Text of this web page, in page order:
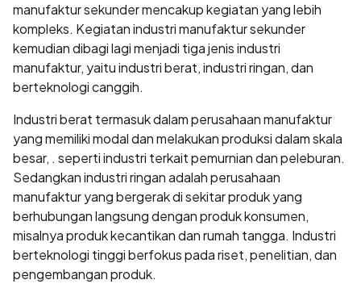
manufaktur sekunder mencakup kegiatan yang lebih
kompleks. Kegiatan industri manufaktur sekunder
kemudian dibagi lagi menjadi tiga jenis industri
manufaktur, yaitu industri berat, industri ringan, dan
berteknologi canggih.
Industri berat termasuk dalam perusahaan manufaktur
yang memiliki modal dan melakukan produksi dalam skala
besar, . seperti industri terkait pemurnian dan peleburan.
Sedangkan industri ringan adalah perusahaan
manufaktur yang bergerak di sekitar produk yang
berhubungan langsung dengan produk konsumen,
misalnya produk kecantikan dan rumah tangga. Industri
berteknologi tinggi berfokus pada riset, penelitian, dan
pengembangan produk.